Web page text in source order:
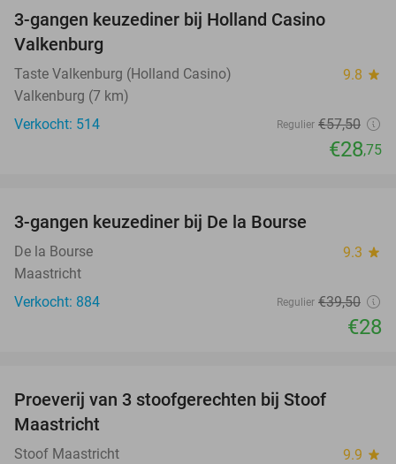
3-gangen keuzediner bij Holland Casino
Valkenburg
Taste Valkenburg (Holland Casino) 9.8 star
Valkenburg (7 km)
Verkocht: 514
Regulier €57,50
€28,75
3-gangen keuzediner bij De la Bourse
De la Bourse 9.3 star
Maastricht
Verkocht: 884
Regulier €39,50
€28
Proeverij van 3 stoofgerechten bij Stoof
Maastricht
Stoof Maastricht 9.9 star